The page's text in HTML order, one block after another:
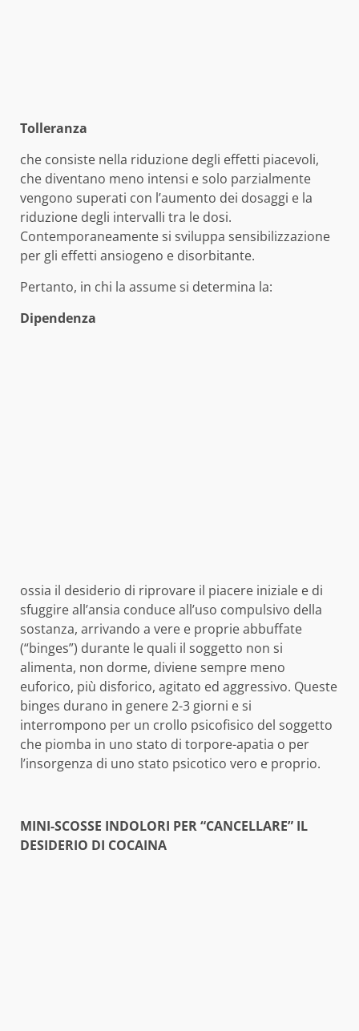
Tolleranza
che consiste nella riduzione degli effetti piacevoli,
che diventano meno intensi e solo parzialmente
vengono superati con l’aumento dei dosaggi e la
riduzione degli intervalli tra le dosi.
Contemporaneamente si sviluppa sensibilizzazione
per gli effetti ansiogeno e disorbitante.
Pertanto, in chi la assume si determina la:
Dipendenza
ossia il desiderio di riprovare il piacere iniziale e di
sfuggire all’ansia conduce all’uso compulsivo della
sostanza, arrivando a vere e proprie abbuffate
(“binges”) durante le quali il soggetto non si
alimenta, non dorme, diviene sempre meno
euforico, più disforico, agitato ed aggressivo. Queste
binges durano in genere 2-3 giorni e si
interrompono per un crollo psicofisico del soggetto
che piomba in uno stato di torpore-apatia o per
l’insorgenza di uno stato psicotico vero e proprio.
MINI-SCOSSE INDOLORI PER “CANCELLARE” IL
DESIDERIO DI COCAINA